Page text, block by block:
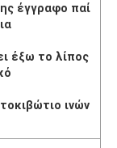
έγγραφο παί
έξω το λίπος
ινών